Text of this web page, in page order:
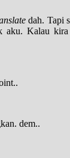
dah. Tapi
Kalau
dem..